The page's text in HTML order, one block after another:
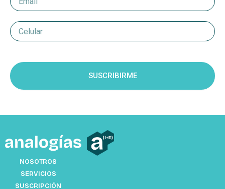
Celular
SUSCRIBIRME
NOSOTROS
SERVICIOS
SUSCRIPCIÓN